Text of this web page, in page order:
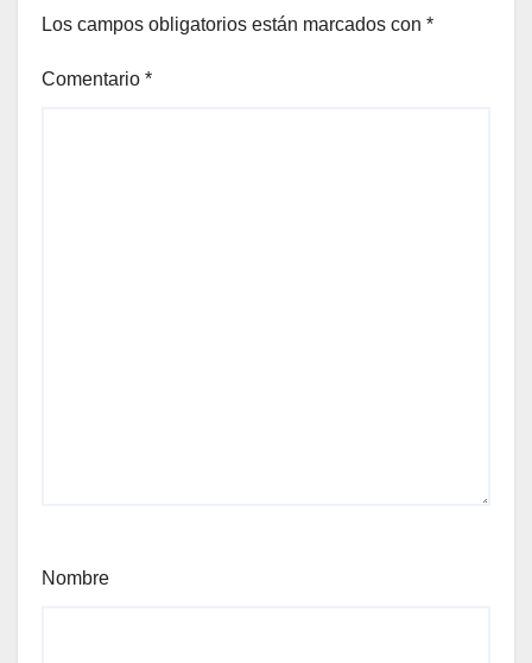
Los campos obligatorios están marcados con *
Comentario *
Nombre